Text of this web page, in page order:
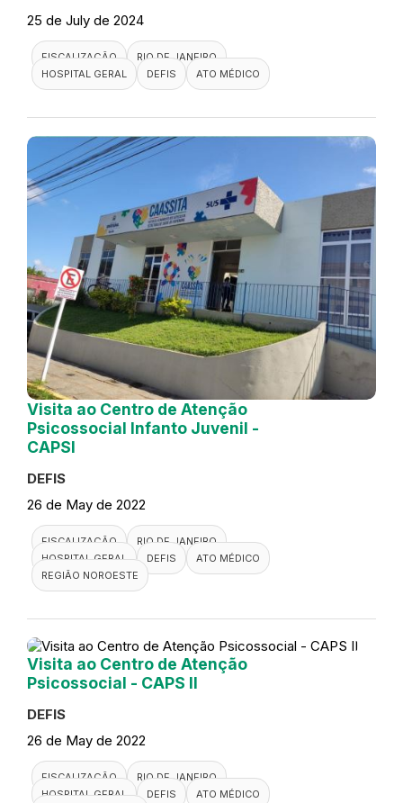
25 de July de 2024
FISCALIZAÇÃO
RIO DE JANEIRO
HOSPITAL GERAL
DEFIS ATO MÉDICO
Visita ao Centro de Atenção
Psicossocial Infanto Juvenil -
CAPSI
DEFIS
26 de May de 2022
FISCALIZAÇÃO
RIO DE JANEIRO
HOSPITAL GERAL
DEFIS
ATO MÉDICO
REGIÃO NOROESTE
Visita ao Centro de Atenção
Psicossocial - CAPS II
DEFIS
26 de May de 2022
FISCALIZAÇÃO
RIO DE JANEIRO
HOSPITAL GERAL
DEFIS
ATO MÉDICO